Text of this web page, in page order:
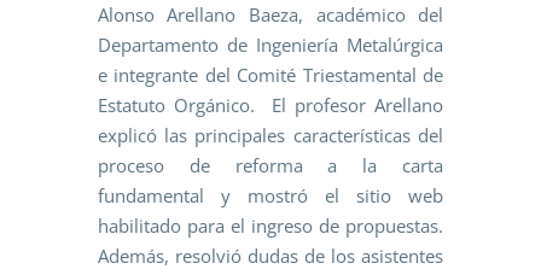
Alonso Arellano Baeza, académico del
Departamento de Ingeniería Metalúrgica
e integrante del Comité Triestamental de
Estatuto Orgánico. El profesor Arellano
explicó las principales características del
proceso de reforma a la carta
fundamental y mostró el sitio web
habilitado para el ingreso de propuestas.
Además, resolvió dudas de los asistentes